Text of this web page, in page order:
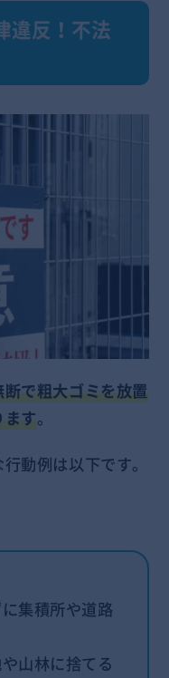
違反！不法
で粗大ゴミを放置
ます。
動例は以下です。
集積所や道路
山林に捨てる